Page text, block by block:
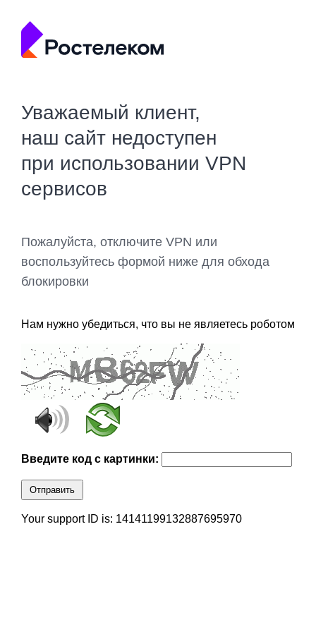
Уважаемый клиент,
наш сайт недоступен
при использовании VPN
сервисов
Пожалуйста, отключите VPN или
воспользуйтесь формой ниже для обхода
блокировки
Нам нужно убедиться, что вы не являетесь роботом
Введите код с картинки:
Отправить
Your support ID is: 14141199132887695970